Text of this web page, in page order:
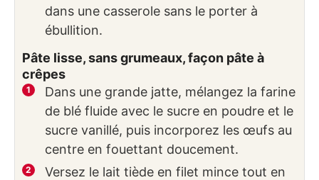
dans une casserole sans le porter à
ébullition.
Pâte lisse, sans grumeaux, façon pâte à
crêpes
Dans une grande jatte, mélangez la farine
de blé fluide avec le sucre en poudre et le
sucre vanillé, puis incorporez les œufs au
centre en fouettant doucement.
Versez le lait tiède en filet mince tout en